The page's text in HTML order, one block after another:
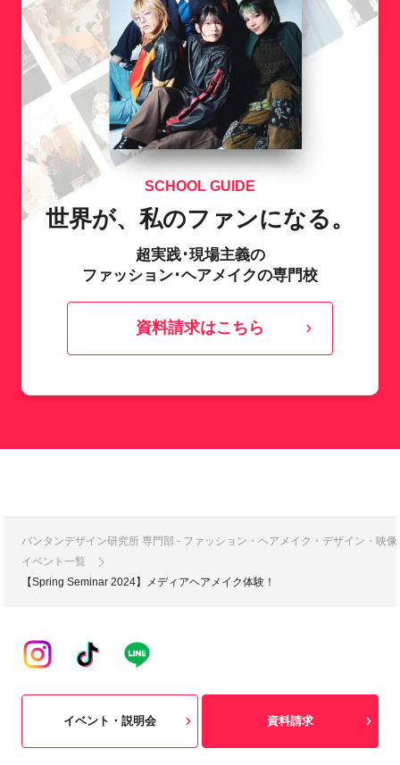
SCHOOL GUIDE
世界が、私のファンになる。
超実践･現場主義の
ファッション･ヘアメイクの専門校
資料請求はこちら
バンタンデザイン研究所 専門部 - ファッション・ヘアメイク・デザイン・映
イベント一覧
【Spring Seminar 2024】メディアヘアメイク体験！
イベント・説明会 資料請求